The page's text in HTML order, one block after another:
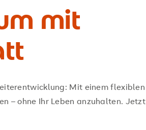
mit
Mit einem flexiblen
– ohne Ihr Leben anzuhalten. Jetzt